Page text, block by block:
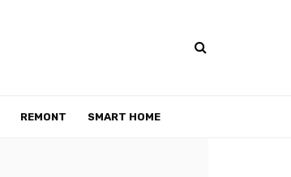
REMONT SMART HOME